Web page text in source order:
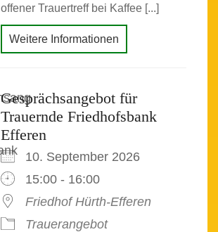
offener Trauertreff bei Kaffee [...]
Weitere Informationen
Gesprächsangebot für
Trauernde Friedhofsbank
Efferen
10. September 2026
15:00 - 16:00
Friedhof Hürth-Efferen
Trauerangebot